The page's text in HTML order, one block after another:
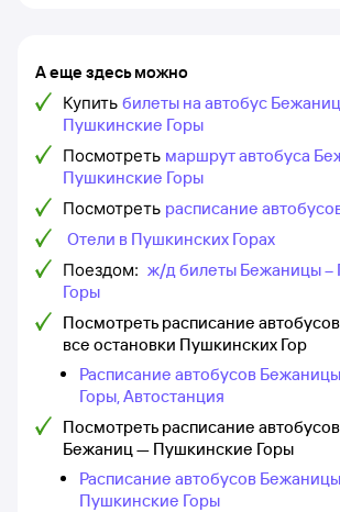
А еще здесь можно
Купить билеты на автобус
Пушкинские Горы
Посмотреть маршрут автобуса
Пушкинские Горы
Посмотреть расписание
Отели в Пушкинских Горах
Поездом: ж/д билеты Бежаницы –
Горы
Посмотреть расписание
все остановки Пушкинских Гор
Расписание автобусов
Горы, Автостанция
Посмотреть расписание
Бежаниц — Пушкинские Горы
Расписание автобусов
Пушкинские Горы